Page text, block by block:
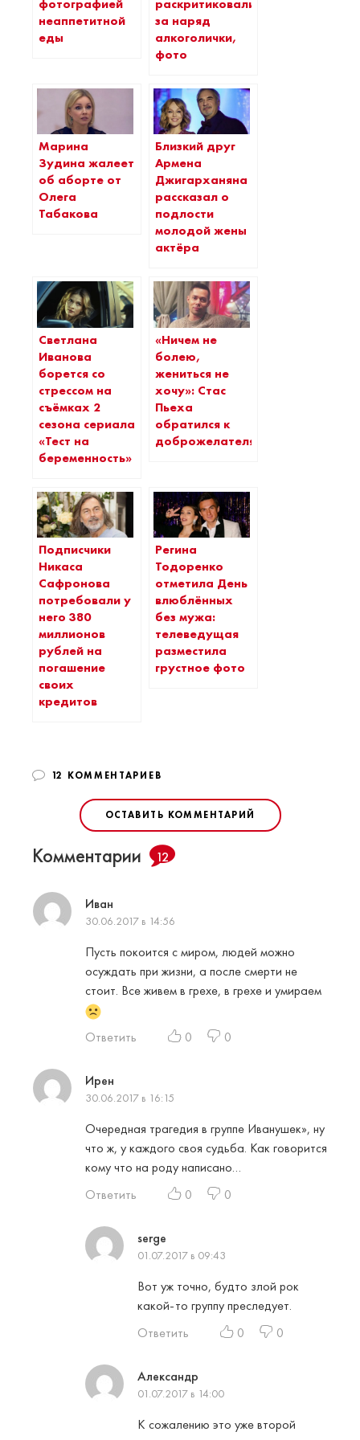
фотографией
неаппетитной
еды
раскритиковали
за наряд
алкоголички,
фото
Марина
Зудина жалеет
об аборте от
Олега
Табакова
Близкий друг
Армена
Джигарханяна
рассказал о
подлости
молодой жены
актёра
Светлана
Иванова
борется со
стрессом на
съёмках 2
сезона сериала
«Тест на
беременность»
«Ничем не
болею,
жениться не
хочу»: Стас
Пьеха
обратился к
доброжелателям
Подписчики
Никаса
Сафронова
потребовали у
него 380
миллионов
рублей на
погашение
своих
кредитов
Регина
Тодоренко
отметила День
влюблённых
без мужа:
телеведущая
разместила
грустное фото
12 КОММЕНТАРИЕВ
ОСТАВИТЬ КОММЕНТАРИЙ
Комментарии 12
Иван
30.06.2017 в 14:56
Пусть покоится с миром, людей можно
осуждать при жизни, а после смерти не
стоит. Все живем в грехе, в грехе и умираем
Ответить 0 0
Ирен
30.06.2017 в 16:15
Очередная трагедия в группе Иванушек», ну
что ж, у каждого своя судьба. Как говорится
кому что на роду написано…
Ответить
0 0
serge
01.07.2017 в 09:43
Вот уж точно, будто злой рок
какой-то группу преследует.
Ответить
0 0
Александр
01.07.2017 в 14:00
К сожалению это уже второй